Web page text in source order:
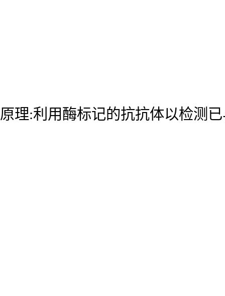
原理:利用酶标记的抗抗体以检测